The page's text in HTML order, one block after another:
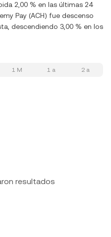
2,00 % en las últimas 24
Pay (ACH) fue descenso
descendiendo 3,00 % en los
1 M 1 a 2 a
resultados